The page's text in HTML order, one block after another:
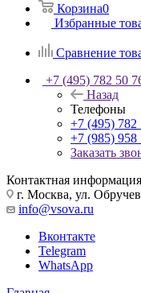
Корзина0
Избранные
Сравнение
+7 (495) 782 50
Назад
Телефоны
+7 (495) 782
+7 (985) 958
Заказать
Контактная информация
г. Москва, ул.
info@vsova.ru
Вконтакте
Telegram
WhatsApp